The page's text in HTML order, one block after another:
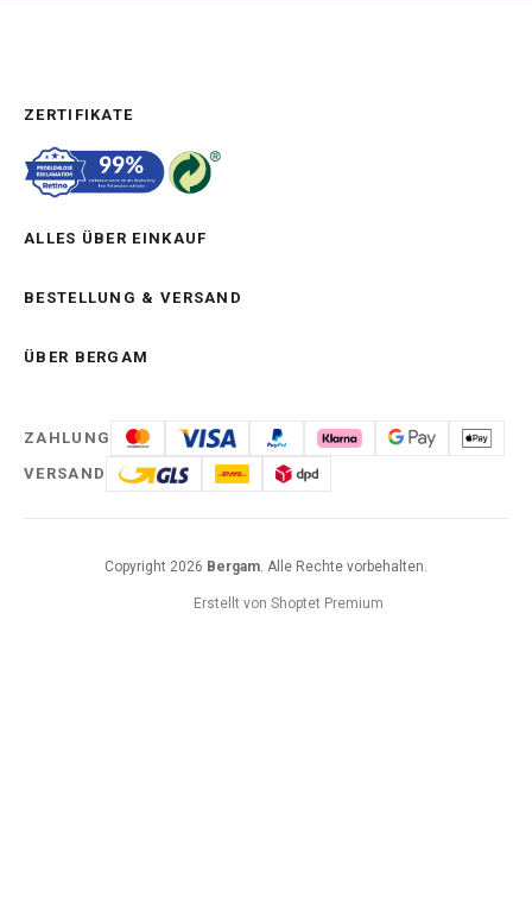
ZERTIFIKATE
ALLES ÜBER EINKAUF
BESTELLUNG & VERSAND
ÜBER BERGAM
ZAHLUNG
VERSAND
Erstellt von Shoptet Premium
Copyright 2026 Bergam. Alle Rechte vorbehalten.